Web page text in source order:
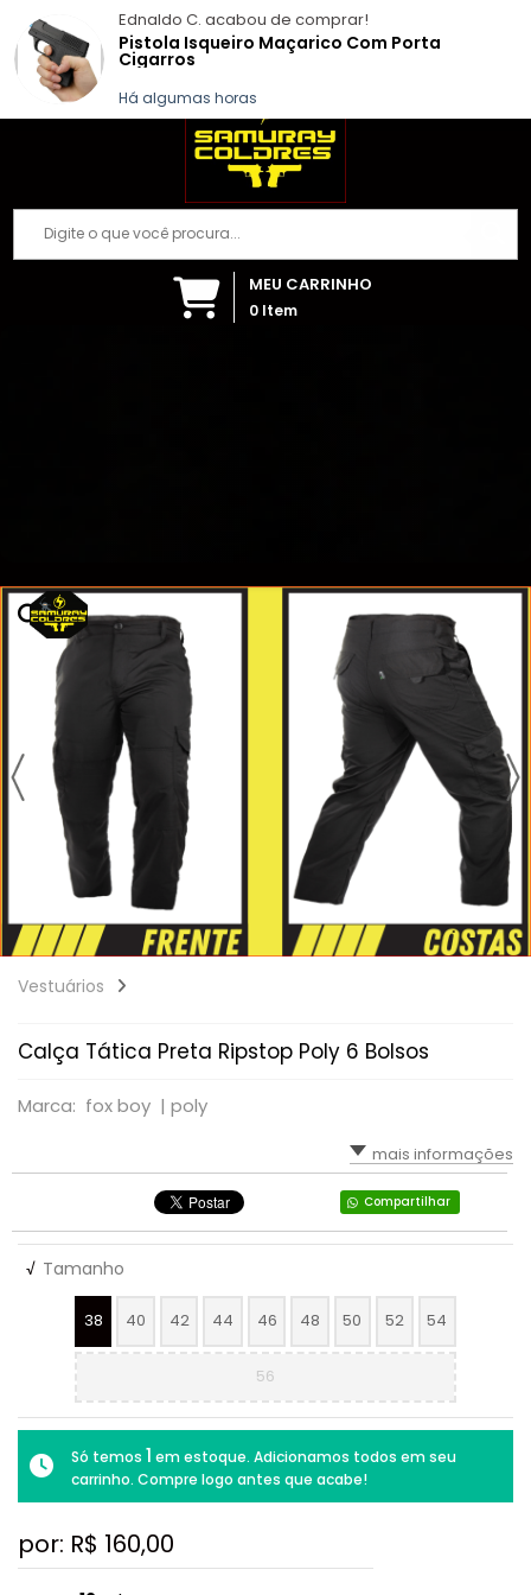
(84) 99999-7392
Fazer login
MEU CARRINHO
0 Item
Vestuários
Calça Tática Preta Ripstop Poly 6 Bolsos
Marca: fox boy | poly
mais informações
Compartilhar
√ Tamanho
38 40 42 44 46 48 50 52 54
56
Só temos 1 em estoque. Adicionamos todos em seu
carrinho. Compre logo antes que acabe!
por: R$ 160,00
Ednaldo C. acabou de comprar!
Pistola Isqueiro Maçarico Com Porta
Cigarros
Há algumas horas